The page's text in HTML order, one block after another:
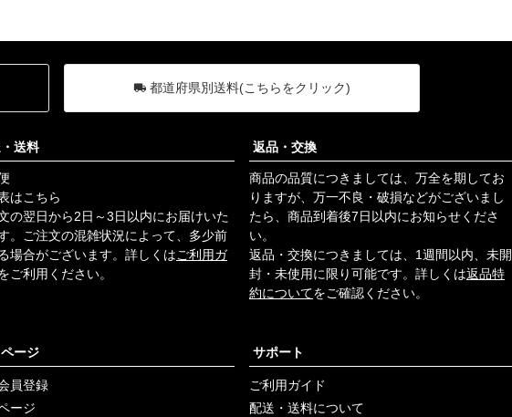
付いたようで私も嬉
しいです🥰👌 #小倉
秋 #おかき #ダイニ
ング卿 #自信をつけ
モンgo好きな人と繋
がりたい #大師巻 #
川崎堂本
都道府県別送料(こちらをクリック)
送料
はこちら
の翌日から2日～3日以内にお届けいた
。ご注文の混雑状況によって、多少前
場合がございます。詳しくはご利用ガ
ご利用ください。
返品・交換
商品の品質につきましては、万全を期してお
りますが、万一不良・破損などがございまし
たら、商品到着後7日以内にお知らせくださ
い。
返品・交換につきましては、1週間以内、未開
封・未使用に限り可能です。詳しくは返品特
約についてをご確認ください。
ージ
員登録
ージ
サポート
ご利用ガイド
配送・送料について